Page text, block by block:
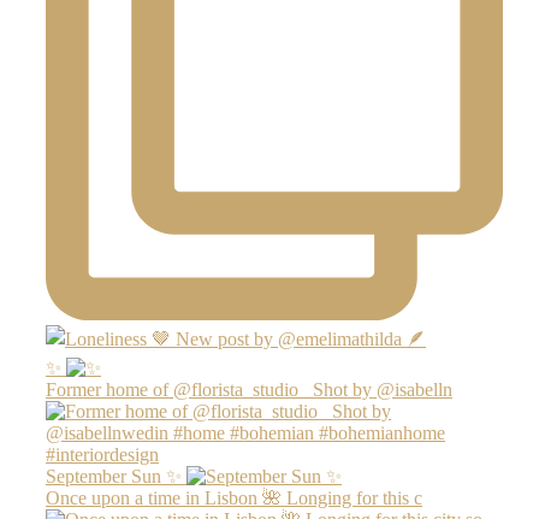
✨
Former home of @florista_studio_ Shot by @isabelln
September Sun ✨
Once upon a time in Lisbon 🌺 Longing for this c